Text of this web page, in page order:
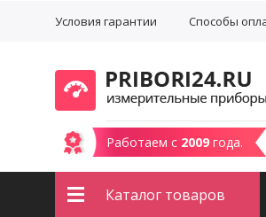
Условия гарантии Способы
Работаем с 2009 года.
Каталог товаров